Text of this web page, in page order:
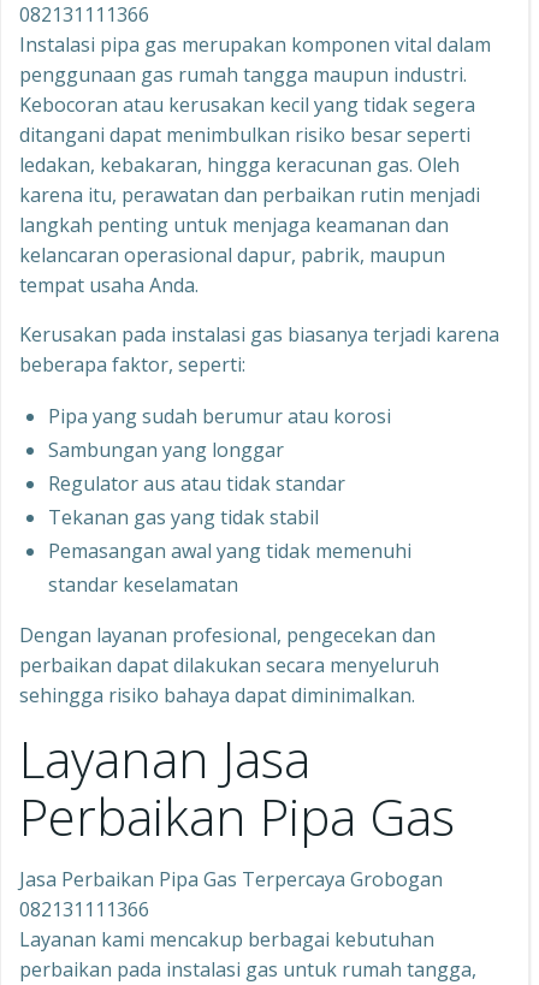
082131111366
Instalasi pipa gas merupakan komponen vital dalam
penggunaan gas rumah tangga maupun industri.
Kebocoran atau kerusakan kecil yang tidak segera
ditangani dapat menimbulkan risiko besar seperti
ledakan, kebakaran, hingga keracunan gas. Oleh
karena itu, perawatan dan perbaikan rutin menjadi
langkah penting untuk menjaga keamanan dan
kelancaran operasional dapur, pabrik, maupun
tempat usaha Anda.
Kerusakan pada instalasi gas biasanya terjadi karena
beberapa faktor, seperti:
Pipa yang sudah berumur atau korosi
Sambungan yang longgar
Regulator aus atau tidak standar
Tekanan gas yang tidak stabil
Pemasangan awal yang tidak memenuhi
standar keselamatan
Dengan layanan profesional, pengecekan dan
perbaikan dapat dilakukan secara menyeluruh
sehingga risiko bahaya dapat diminimalkan.
Layanan Jasa
Perbaikan Pipa Gas
Jasa Perbaikan Pipa Gas Terpercaya Grobogan
082131111366
Layanan kami mencakup berbagai kebutuhan
perbaikan pada instalasi gas untuk rumah tangga,